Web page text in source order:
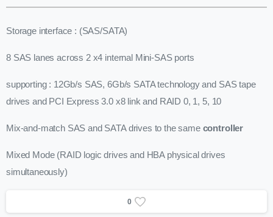
Storage interface : (SAS/SATA)
8 SAS lanes across 2 x4 internal Mini-SAS ports
supporting : 12Gb/s SAS, 6Gb/s SATA technology and SAS tape
drives and PCI Express 3.0 x8 link and RAID 0, 1, 5, 10
Mix-and-match SAS and SATA drives to the same controller
Mixed Mode (RAID logic drives and HBA physical drives
simultaneously)
0